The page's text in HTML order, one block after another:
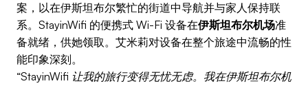
案，以在伊斯坦布尔繁忙的街道中导航并与家人保持联
系。StayinWifi 的便携式 Wi-Fi 设备在伊斯坦布尔机场准
备就绪，供她领取。艾米莉对设备在整个旅途中流畅的性
能印象深刻。
“StayinWifi 让我的旅行变得无忧无虑。我在伊斯坦布尔机